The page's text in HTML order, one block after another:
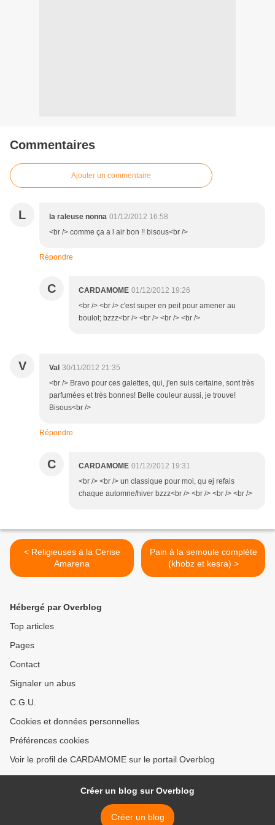
Commentaires
Ajouter un commentaire
L la raleuse nonna 01/12/2012 16:58
<br /> comme ça a l air bon !! bisous<br />
Répondre
C CARDAMOME 01/12/2012 19:26
<br /> <br /> c'est super en peit pour amener au
boulot; bzzz<br /> <br /> <br /> <br />
V Val 30/11/2012 21:35
<br /> Bravo pour ces galettes, qui, j'en suis certaine, sont très
parfumées et très bonnes! Belle couleur aussi, je trouve!
Bisous<br />
Répondre
C CARDAMOME 01/12/2012 19:31
<br /> <br /> un classique pour moi, qu ej refais
chaque automne/hiver bzzz<br /> <br /> <br /> <br />
< Religieuses à la Cerise
Amarena
Pain à la semoule complète
(khobz et kesra) >
Hébergé par Overblog
Top articles
Pages
Contact
Signaler un abus
C.G.U.
Cookies et données personnelles
Préférences cookies
Voir le profil de CARDAMOME sur le portail Overblog
Créer un blog sur Overblog
Créer un blog